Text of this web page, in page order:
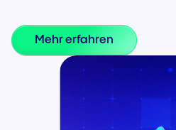
Mehr erfahren